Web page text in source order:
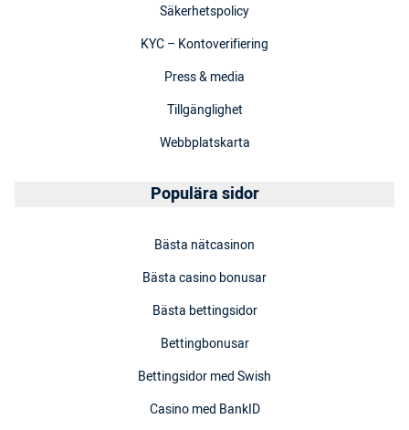
Säkerhetspolicy
KYC – Kontoverifiering
Press & media
Tillgänglighet
Webbplatskarta
Populära sidor
Bästa nätcasinon
Bästa casino bonusar
Bästa bettingsidor
Bettingbonusar
Bettingsidor med Swish
Casino med BankID